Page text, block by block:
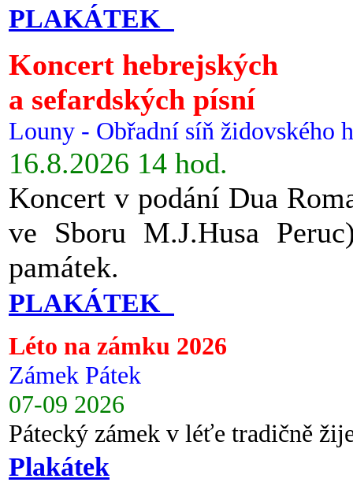
PLAKÁTEK
Koncert hebrejských
a sefardských písní
Louny - Obřadní síň židovského
16.8.2026 14 hod.
Koncert v podání Dua
ve Sboru M.J.Husa
památek.
PLAKÁTEK
Léto na zámku 2026
Zámek Pátek
07-09 2026
Pátecký zámek v léťe tradičně
Plakátek